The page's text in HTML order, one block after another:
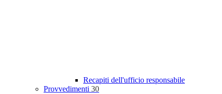
Recapiti dell'ufficio responsabile
Provvedimenti 30